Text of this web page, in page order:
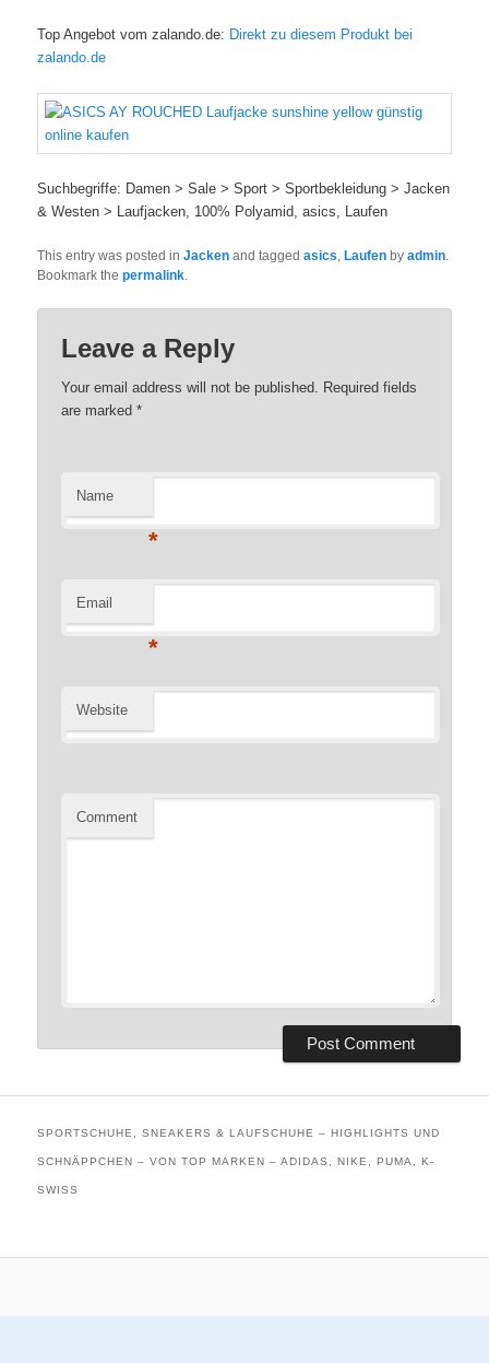
Top Angebot vom zalando.de: Direkt zu diesem Produkt bei
zalando.de
Suchbegriffe: Damen > Sale > Sport > Sportbekleidung > Jacken
& Westen > Laufjacken, 100% Polyamid, asics, Laufen
This entry was posted inJacken and taggedasics,Laufen byadmin.
Bookmark thepermalink.
Leave a Reply
Your email address will not be published. Required fields
are marked*
Name
*
Email
*
Website
Comment
SPORTSCHUHE, SNEAKERS & LAUFSCHUHE – HIGHLIGHTS UND
SCHNÄPPCHEN – VON TOP MARKEN – ADIDAS, NIKE, PUMA, K-
SWISS